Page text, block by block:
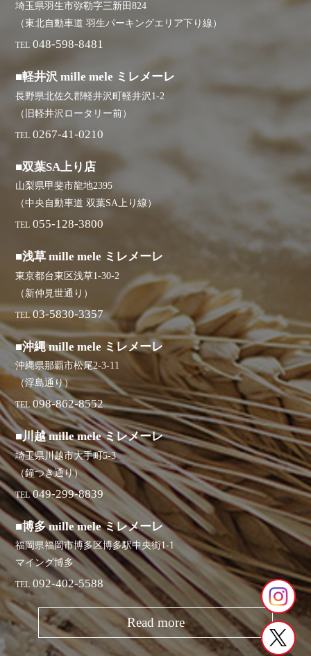
埼玉県羽生市弥勒字三新田824
（東北自動車道 羽生パーキングエリア下り線）
TEL 048-598-8481
■軽井沢 mille mele ミレメーレ
長野県北佐久郡軽井沢町軽井沢1-2
（旧軽井沢ロータリー前）
TEL 0267-41-0210
■双葉SA上り店
山梨県甲斐市龍地2395
（中央自動車道 双葉SA上り線）
TEL 055-128-3800
■浅草 mille mele ミレメーレ
東京都台東区浅草1-30-2
（新仲見世通り）
TEL 03-5830-3357
■沖縄 mille mele ミレメーレ
沖縄県那覇市松尾2-3-11
（浮島通り）
TEL 098-862-8552
■川越 mille mele ミレメーレ
埼玉県川越市大手町5-3
（鐘つき通り）
TEL 049-299-8839
■博多 mille mele ミレメーレ
福岡県福岡市博多区博多駅中央街1-1
マイング博多
TEL 092-402-5588
Read more